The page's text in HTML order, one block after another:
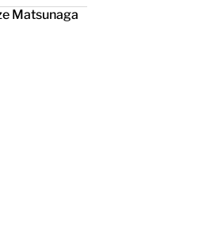
Matsunaga